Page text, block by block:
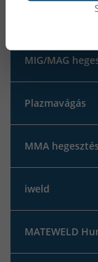
MIG/MAG
Plazmavágás
MMA hegesztés
iweld
MATEWELD